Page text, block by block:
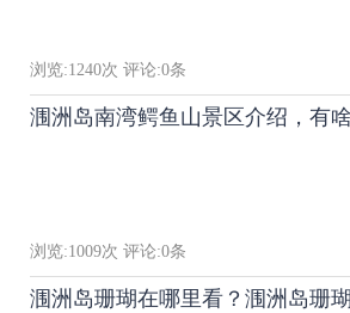
浏览:1240次 评论:0条
涠洲岛南湾鳄鱼山景区介绍，有
浏览:1009次 评论:0条
涠洲岛珊瑚在哪里看？涠洲岛珊